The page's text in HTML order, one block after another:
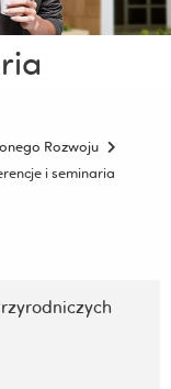
Rozwoju
i seminaria